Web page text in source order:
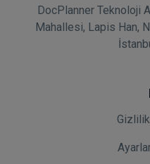
DocPlanner Teknoloji
Mahallesi, Lapis Han,